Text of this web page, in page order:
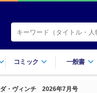
コミック 一般書
ダ・ヴィンチ 2026年7月号